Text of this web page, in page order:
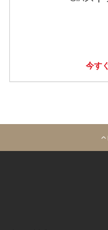
今す